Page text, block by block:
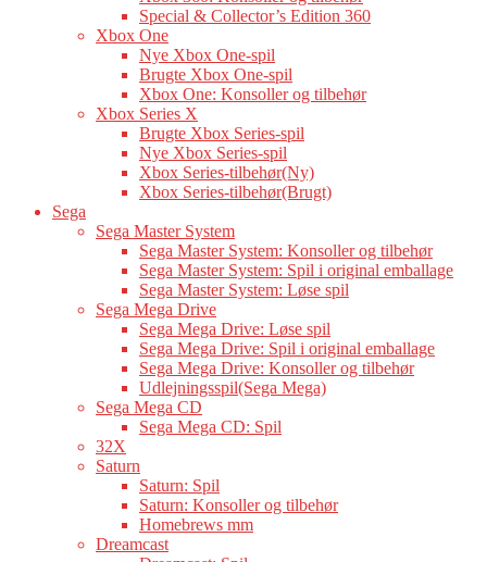
Special & Collector’s Edition 360
Xbox One
Nye Xbox One-spil
Brugte Xbox One-spil
Xbox One: Konsoller og tilbehør
Xbox Series X
Brugte Xbox Series-spil
Nye Xbox Series-spil
Xbox Series-tilbehør(Ny)
Xbox Series-tilbehør(Brugt)
Sega
Sega Master System
Sega Master System: Konsoller og tilbehør
Sega Master System: Spil i original emballage
Sega Master System: Løse spil
Sega Mega Drive
Sega Mega Drive: Løse spil
Sega Mega Drive: Spil i original emballage
Sega Mega Drive: Konsoller og tilbehør
Udlejningsspil(Sega Mega)
Sega Mega CD
Sega Mega CD: Spil
32X
Saturn
Saturn: Spil
Saturn: Konsoller og tilbehør
Homebrews mm
Dreamcast